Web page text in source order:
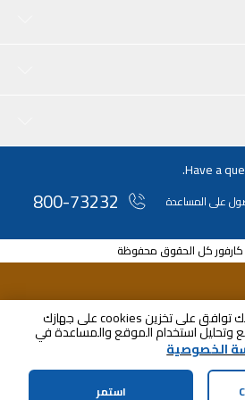
بالنقر فوق «متابعة»، فإنك توافق على تخزين cookies على جهازك
وتحليل استخدام الموقع والمساعدة في
الخصوصية
استمر
Have a
على المساعدة 800-73232